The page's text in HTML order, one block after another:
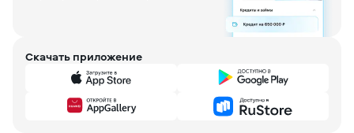
Скачать приложение